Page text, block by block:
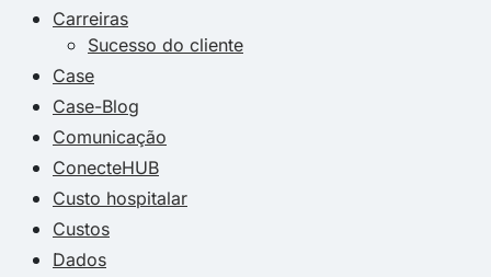
Carreiras
Sucesso do cliente
Case
Case-Blog
Comunicação
ConecteHUB
Custo hospitalar
Custos
Dados